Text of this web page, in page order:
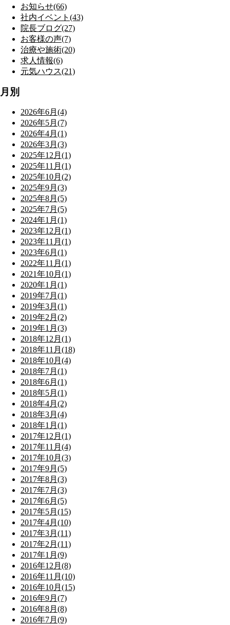
お知らせ(66)
社内イベント(43)
院長ブログ(27)
お客様の声(7)
治療や施術(20)
求人情報(6)
元気ハウス(21)
月別
2026年6月(4)
2026年5月(7)
2026年4月(1)
2026年3月(3)
2025年12月(1)
2025年11月(1)
2025年10月(2)
2025年9月(3)
2025年8月(5)
2025年7月(5)
2024年1月(1)
2023年12月(1)
2023年11月(1)
2023年6月(1)
2022年11月(1)
2021年10月(1)
2020年1月(1)
2019年7月(1)
2019年3月(1)
2019年2月(2)
2019年1月(3)
2018年12月(1)
2018年11月(18)
2018年10月(4)
2018年7月(1)
2018年6月(1)
2018年5月(1)
2018年4月(2)
2018年3月(4)
2018年1月(1)
2017年12月(1)
2017年11月(4)
2017年10月(3)
2017年9月(5)
2017年8月(3)
2017年7月(3)
2017年6月(5)
2017年5月(15)
2017年4月(10)
2017年3月(11)
2017年2月(11)
2017年1月(9)
2016年12月(8)
2016年11月(10)
2016年10月(15)
2016年9月(7)
2016年8月(8)
2016年7月(9)